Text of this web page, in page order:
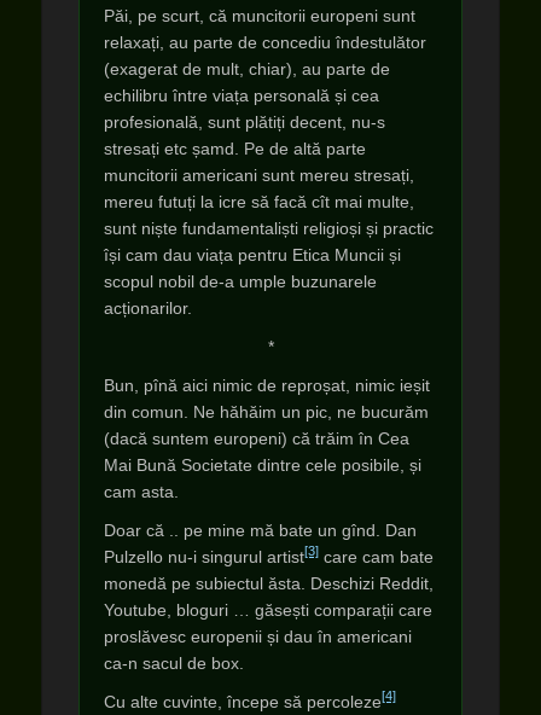
Păi, pe scurt, că muncitorii europeni sunt
relaxați, au parte de concediu îndestulător
(exagerat de mult, chiar), au parte de
echilibru între viața personală și cea
profesională, sunt plătiți decent, nu-s
stresați etc șamd. Pe de altă parte
muncitorii americani sunt mereu stresați,
mereu futuți la icre să facă cît mai multe,
sunt niște fundamentaliști religioși și practic
își cam dau viața pentru Etica Muncii și
scopul nobil de-a umple buzunarele
acționarilor.
*
Bun, pînă aici nimic de reproșat, nimic ieșit
din comun. Ne hăhăim un pic, ne bucurăm
(dacă suntem europeni) că trăim în Cea
Mai Bună Societate dintre cele posibile, și
cam asta.
Doar că .. pe mine mă bate un gînd. Dan
Pulzello nu-i singurul artist[3] care cam bate
monedă pe subiectul ăsta. Deschizi Reddit,
Youtube, bloguri … găsești comparații care
proslăvesc europenii și dau în americani
ca-n sacul de box.
Cu alte cuvinte, începe să percoleze[4]